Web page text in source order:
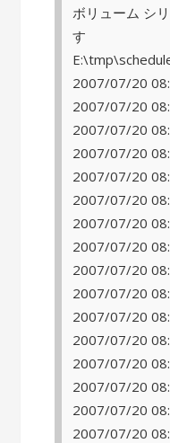
ボリューム シ
す
2007/07/20
2007/07/20
2007/07/20
2007/07/20
2007/07/20
2007/07/20
2007/07/20
2007/07/20
2007/07/20
2007/07/20
2007/07/20
2007/07/20
2007/07/20
2007/07/20
2007/07/20
2007/07/20